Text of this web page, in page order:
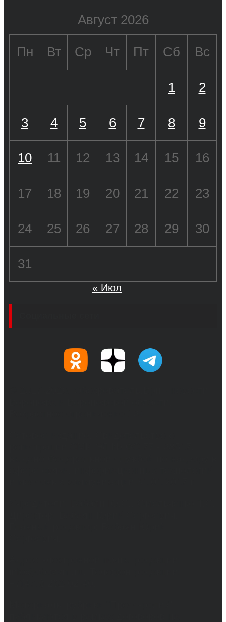
Август 2026
Пн Вт Ср Чт Пт Сб Вс
1 2
3 4 5 6 7 8 9
10 11 12 13 14 15 16
17 18 19 20 21 22 23
24 25 26 27 28 29 30
31
« Июл